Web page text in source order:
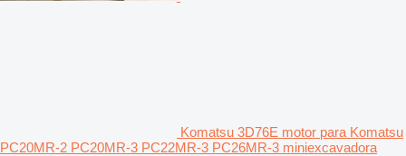
Komatsu 3D76E motor para Komatsu
PC20MR‑2 PC20MR‑3 PC22MR‑3 PC26MR‑3 miniexcavadora